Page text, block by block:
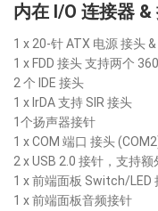
内在 I/O 连接器 &
1 x 20-针 ATX 电源 接头
1 x FDD 接头 支持两个
2 个 IDE 接头
1 x IrDA 支持 SIR 接头
1个扬声器接针
1 x COM 端口 接头
2 x USB 2.0 接针，支持额
1 x 前端面板 Switch/LED
1 x 前端面板音频接针